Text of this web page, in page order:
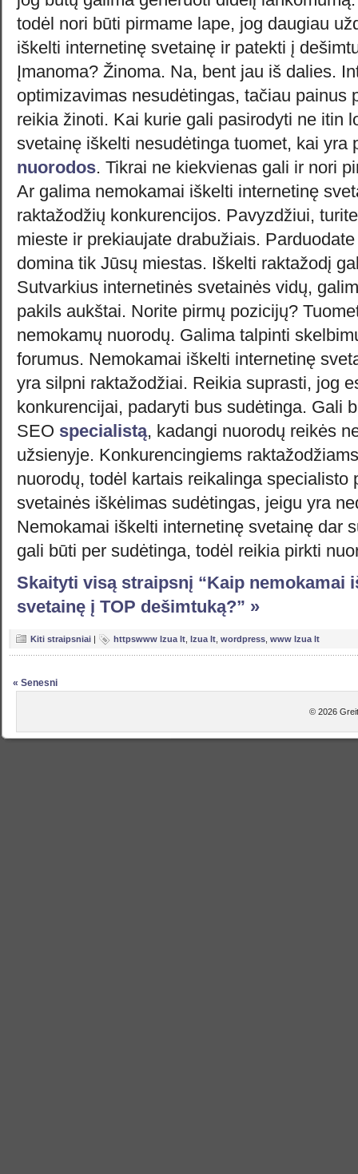
todėl nori būti pirmame lape, jog daugiau
iškelti internetinę svetainę ir patekti į
Įmanoma? Žinoma. Na, bent jau iš dalies.
optimizavimas nesudėtingas, tačiau painus
reikia žinoti. Kai kurie gali pasirodyti ne itin
svetainę iškelti nesudėtinga tuomet, kai yra
nuorodos. Tikrai ne kiekvienas gali ir nori
Ar galima nemokamai iškelti internetinę
raktažodžių konkurencijos. Pavyzdžiui,
mieste ir prekiaujate drabužiais.
domina tik Jūsų miestas. Iškelti raktažodį
Sutvarkius internetinės svetainės vidų,
pakils aukštai. Norite pirmų pozicijų?
nemokamų nuorodų. Galima talpinti
forumus. Nemokamai iškelti internetinę
yra silpni raktažodžiai. Reikia suprasti, jog
konkurencijai, padaryti bus sudėtinga. Gali
SEO specialistą, kadangi nuorodų reikės
užsienyje. Konkurencingiems
nuorodų, todėl kartais reikalinga specialisto
svetainės iškėlimas sudėtingas, jeigu yra
Nemokamai iškelti internetinę svetainę dar
gali būti per sudėtinga, todėl reikia pirkti
Skaityti visą straipsnį “Kaip nemokamai
svetainę į TOP dešimtuką?” »
Kiti straipsniai httpswww lzua lt lzua lt wordpress www lzua lt
« Senesni
© 2026